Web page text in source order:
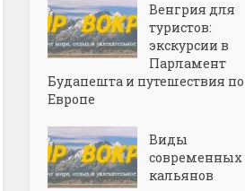
Венгрия для
туристов:
экскурсии в
Парламент
Будапешта и путешествия по
Европе
Виды
современных
кальянов